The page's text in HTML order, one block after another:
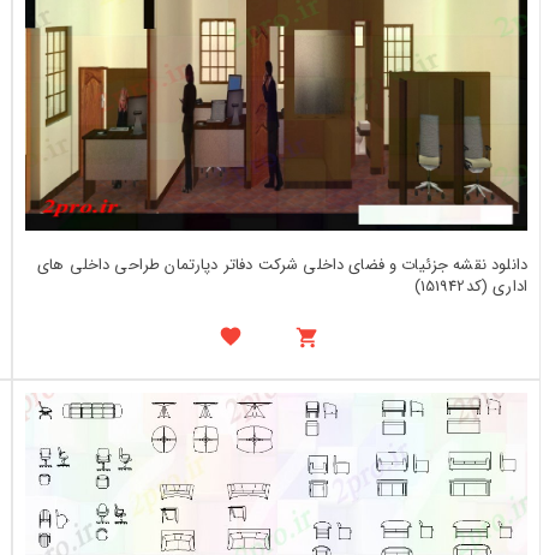
دانلود نقشه جزئیات و فضای داخلی شرکت دفاتر دپارتمان طراحی داخلی های
اداری (کد151942)